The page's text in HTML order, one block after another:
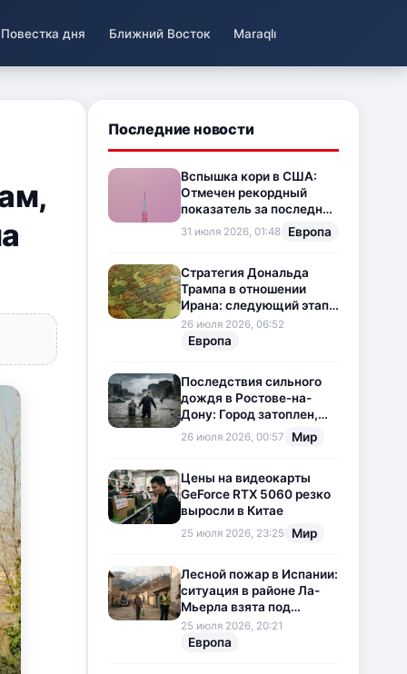
Повестка дня Ближний Восток Maraqlı
Последние новости
Вспышка кори в США:
Отмечен рекордный
показатель за последние
35 лет
31 июля 2026, 01:48 Европа
Стратегия Дональда
Трампа в отношении
Ирана: следующий этап
напряженности на
Ближнем Востоке
26 июля 2026, 06:52
Европа
Последствия сильного
дождя в Ростове-на-
Дону: Город затоплен,
свет отключен
26 июля 2026, 00:57 Мир
Цены на видеокарты
GeForce RTX 5060 резко
выросли в Китае
25 июля 2026, 23:25 Мир
Лесной пожар в Испании:
ситуация в районе Ла-
Мьерла взята под
контроль
25 июля 2026, 20:21
Европа